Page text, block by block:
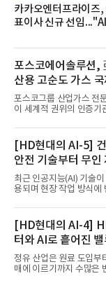
카카오엔터프라이즈,
표이사 신규 선임
포스코에어솔루션,
산용 고순도 가스
포스코그룹 산업가스 전
이 세계적 권위의 인증기
순도 희귀가스 제조 분야
방산 품질경영시스템
에어솔루션은 6일 서울
코에어솔루션 대표, 이일
국지사 대표 등이 참석한
경영시스템(AS9100D)’
다.포스코에어솔루션이
벌 표준이다. 특히 미세
[HD현대의 AI-5]
안전 기술부터 무인
최근 인공지능(AI) 기술
용되며 현장 작업 방식에
마트 건설 현장 구현을
솔루션은 최근 스위스 건
기를 투입했다. 실제 공
설장비 자율화 기술의 새
번에 투입된 무인 자율
키바그(KIBAG)의 스위
서 깊이 3m, 폭 12m, 길
[HD현대의 AI-4]
터와 AI로 흩어진
정유 산업은 원료 도입부
매에 이르기까지 수많은